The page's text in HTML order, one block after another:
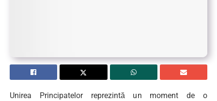
Unirea Principatelor reprezintă un moment de o